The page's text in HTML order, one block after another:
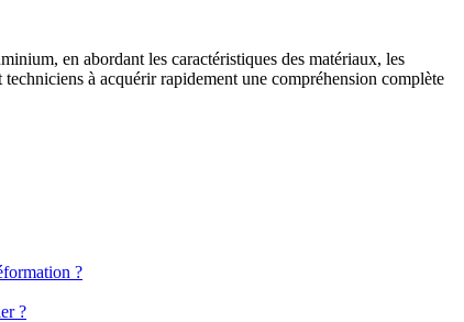
en abordant les caractéristiques des matériaux, les
à acquérir rapidement une compréhension complète
?
?